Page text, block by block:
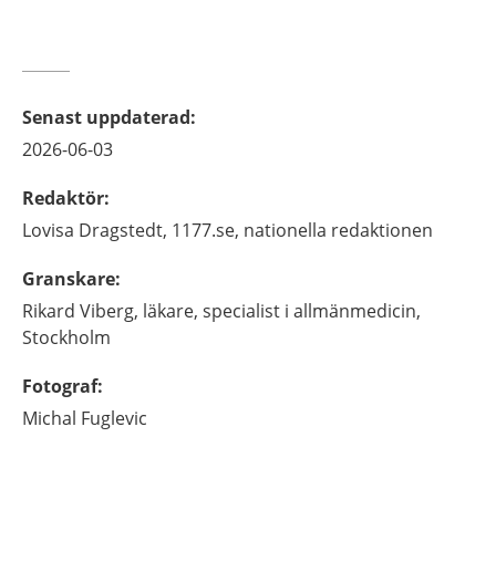
Senast uppdaterad:
2026-06-03
Redaktör:
Lovisa Dragstedt, 1177.se, nationella redaktionen
Granskare:
Rikard Viberg, läkare, specialist i allmänmedicin,
Stockholm
Fotograf:
Michal Fuglevic